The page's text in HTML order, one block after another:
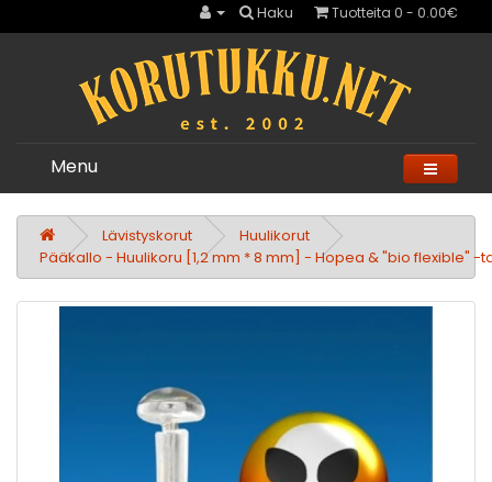
Haku Tuotteita 0 - 0.00€
Menu
Lävistyskorut
Huulikorut
Pääkallo - Huulikoru [1,2 mm * 8 mm] - Hopea & "bio flexible" -